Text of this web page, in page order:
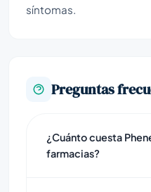
síntomas.
Preguntas
¿Cuánto cuesta
farmacias?